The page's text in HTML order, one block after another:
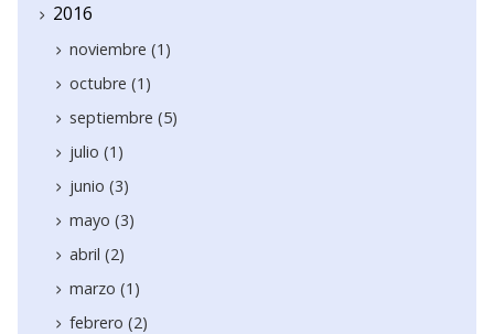
2016
noviembre (1)
octubre (1)
septiembre (5)
julio (1)
junio (3)
mayo (3)
abril (2)
marzo (1)
febrero (2)